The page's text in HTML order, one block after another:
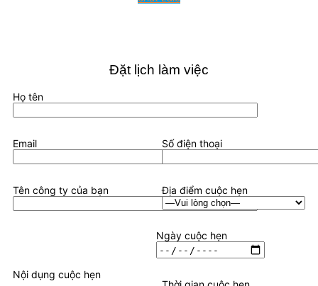
Đặt lịch làm việc
Họ tên
Email Số điện thoại
Tên công ty của bạn Địa điểm cuộc hẹn
Ngày cuộc hẹn
Nội dụng cuộc hẹn